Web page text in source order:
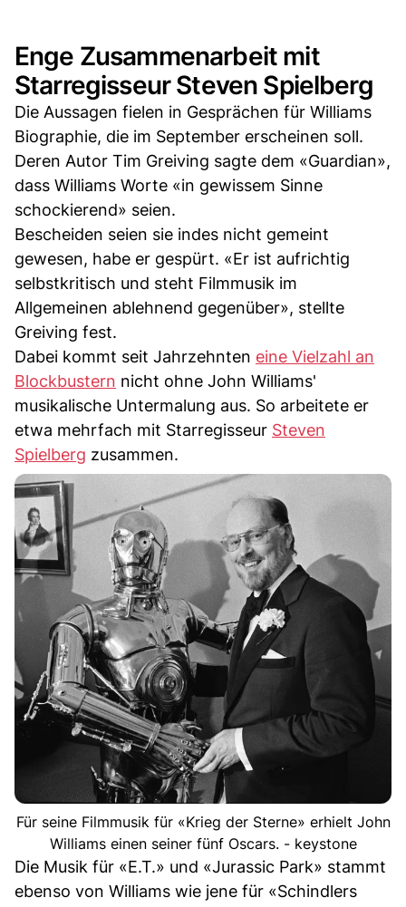
Enge Zusammenarbeit mit
Starregisseur Steven Spielberg
Die Aussagen fielen in Gesprächen für Williams
Biographie, die im September erscheinen soll.
Deren Autor Tim Greiving sagte dem «Guardian»,
dass Williams Worte «in gewissem Sinne
schockierend» seien.
Bescheiden seien sie indes nicht gemeint
gewesen, habe er gespürt. «Er ist aufrichtig
selbstkritisch und steht Filmmusik im
Allgemeinen ablehnend gegenüber», stellte
Greiving fest.
Dabei kommt seit Jahrzehnten eine Vielzahl an
Blockbustern nicht ohne John Williams'
musikalische Untermalung aus. So arbeitete er
etwa mehrfach mit Starregisseur Steven
Spielberg zusammen.
Für seine Filmmusik für «Krieg der Sterne» erhielt John
Williams einen seiner fünf Oscars. - keystone
Die Musik für «E.T.» und «Jurassic Park» stammt
ebenso von Williams wie jene für «Schindlers